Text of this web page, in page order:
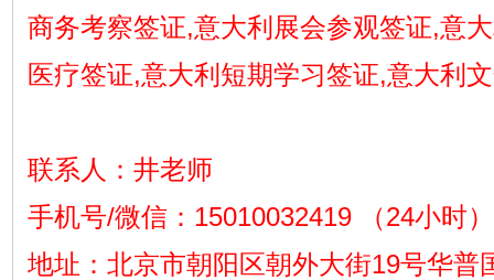
商务考察签证,意大利展会参观签证,意
医疗签证,意大利短期学习签证,意大利
联系人：井老师
手机号/微信：15010032419 （24小时）
地址 ： 北京市朝阳区朝外大街19号华普